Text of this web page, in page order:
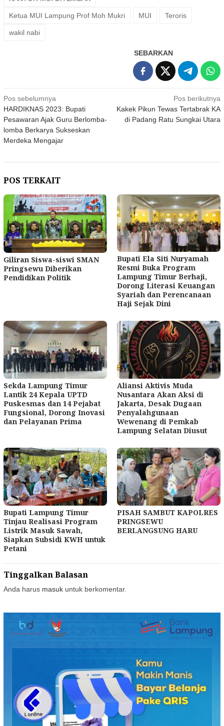
Ketua MUI Lampung Prof Moh Mukri MUI Teroris
wakil nabi
SEBARKAN
Navigasi
pos
Pos sebelumnya
HARDIKNAS 2023: Bupati
Pesawaran Ajak Guru Berlomba-
lomba Berkarya Sukseskan
Merdeka Mengajar
Pos berikutnya
Kakek Pikun Tewas Tertabrak KA
di Padang Ratu Sungkai Utara
POS TERKAIT
Giliran Siswa-siswi SMAN
Pringsewu Diberikan
Pendidikan Politik
Bupati Ela Siti Nuryamah
Resmi Buka Program
Lampung Timur Berhaji,
Dorong Literasi Keuangan
Syariah dan Perencanaan
Haji Sejak Dini
Sekda Lampung Timur
Lantik 24 Kepala UPTD
Puskesmas dan 14 Pejabat
Fungsional, Dorong Inovasi
dan Pelayanan Prima
Aliansi Aktivis Muda
Nusantara Akan Aksi di
Jakarta, Desak Dugaan
Penyalahgunaan
Wewenang di Pemkab
Lampung Selatan Diusut
Bupati Lampung Timur
Tinjau Realisasi Program
Listrik Masuk Sawah,
Siapkan Subsidi KWH untuk
Petani
PISAH SAMBUT KAPOLRES
PRINGSEWU
BERLANGSUNG HARU
Tinggalkan Balasan
Anda harus masuk untuk berkomentar.